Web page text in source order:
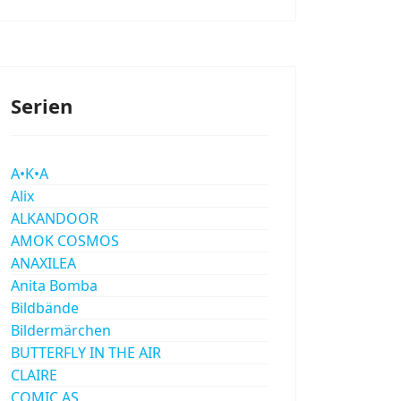
Serien
A•K•A
Alix
ALKANDOOR
AMOK COSMOS
ANAXILEA
Anita Bomba
Bildbände
Bildermärchen
BUTTERFLY IN THE AIR
CLAIRE